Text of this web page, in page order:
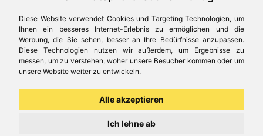
Diese Website verwendet Cookies und Targeting Technologien, um
Ihnen ein besseres Internet-Erlebnis zu ermöglichen und die
Werbung, die Sie sehen, besser an Ihre Bedürfnisse anzupassen.
Diese Technologien nutzen wir außerdem, um Ergebnisse zu
messen, um zu verstehen, woher unsere Besucher kommen oder um
unsere Website weiter zu entwickeln.
Alle akzeptieren
Ich lehne ab
Es gibt uns auch in